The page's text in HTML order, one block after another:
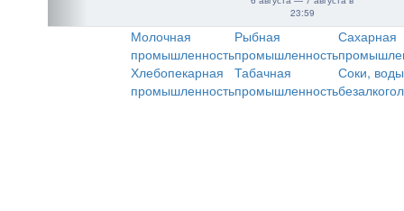
23:59
Молочная
промышленность
Рыбная
промышленность
Сахарная
Хлебопекарная
промышленность
Табачная
промышленность
Соки,